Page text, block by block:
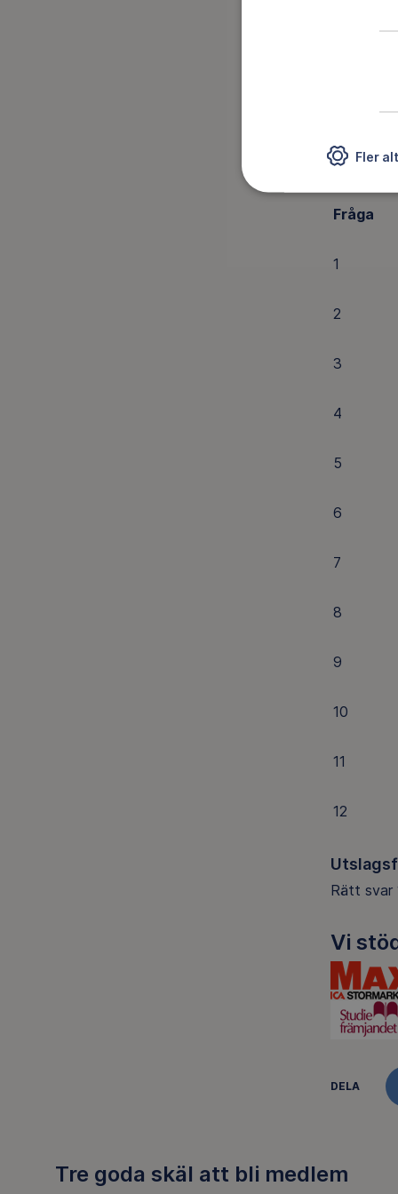
Fråga
1
2
3
4
5
6
7
8
9
10
11
12
Rätt svar
Vi
DELA
Tre goda skäl att bli medlem
Fler